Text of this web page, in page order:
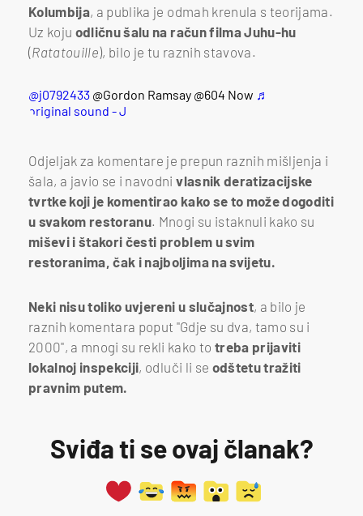
Kolumbija, a publika je odmah krenula s teorijama.
Uz koju odličnu šalu na račun filma Juhu-hu
(Ratatouille), bilo je tu raznih stavova.
@j0792433 @Gordon Ramsay @604 Now ♬
original sound - J
Odjeljak za komentare je prepun raznih mišljenja i
šala, a javio se i navodnivlasnik deratizacijske
tvrtke koji je komentirao kako se to može dogoditi
u svakom restoranu. Mnogi su istaknuli kako su
miševi i štakori česti problem u svim
restoranima, čak i najboljima na svijetu.
Neki nisu toliko uvjereni u slučajnost, a bilo je
raznih komentara poput "Gdje su dva, tamo su i
2000", a mnogi su rekli kako to treba prijaviti
lokalnoj inspekciji, odluči li se odštetu tražiti
pravnim putem.
Sviđa ti se ovaj članak?